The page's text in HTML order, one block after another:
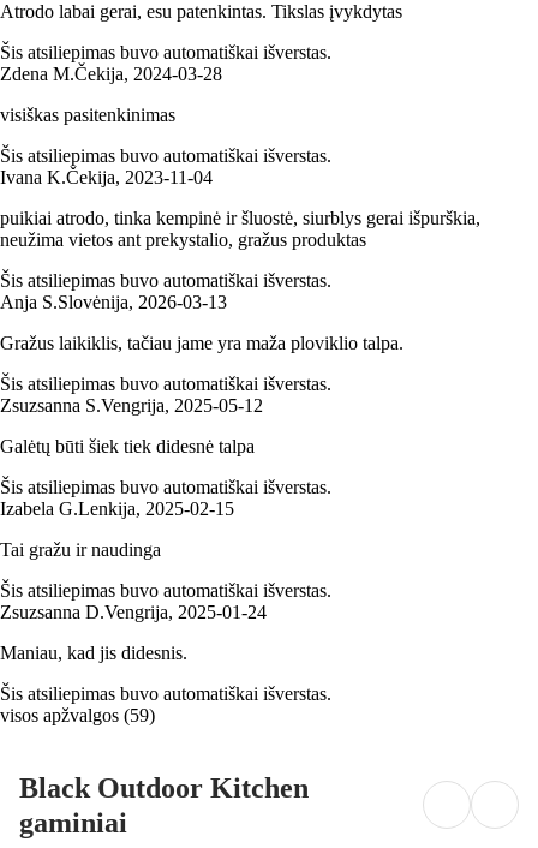
Atrodo labai gerai, esu patenkintas. Tikslas įvykdytas
Šis atsiliepimas buvo automatiškai išverstas.
Zdena M.Čekija, 2024‑03‑28
visiškas pasitenkinimas
Šis atsiliepimas buvo automatiškai išverstas.
Ivana K.Čekija, 2023‑11‑04
puikiai atrodo, tinka kempinė ir šluostė, siurblys gerai išpurškia,
neužima vietos ant prekystalio, gražus produktas
Šis atsiliepimas buvo automatiškai išverstas.
Anja S.Slovėnija, 2026‑03‑13
Gražus laikiklis, tačiau jame yra maža ploviklio talpa.
Šis atsiliepimas buvo automatiškai išverstas.
Zsuzsanna S.Vengrija, 2025‑05‑12
Galėtų būti šiek tiek didesnė talpa
Šis atsiliepimas buvo automatiškai išverstas.
Izabela G.Lenkija, 2025‑02‑15
Tai gražu ir naudinga
Šis atsiliepimas buvo automatiškai išverstas.
Zsuzsanna D.Vengrija, 2025‑01‑24
Maniau, kad jis didesnis.
Šis atsiliepimas buvo automatiškai išverstas.
visos apžvalgos (59)
Black Outdoor Kitchen
gaminiai